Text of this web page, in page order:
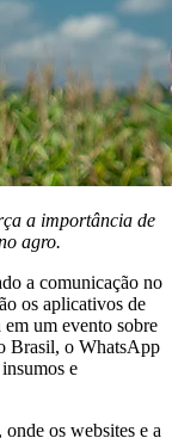
a importância de
agro.
a comunicação no
os aplicativos de
em um evento sobre
Brasil, o WhatsApp
e
os websites e a